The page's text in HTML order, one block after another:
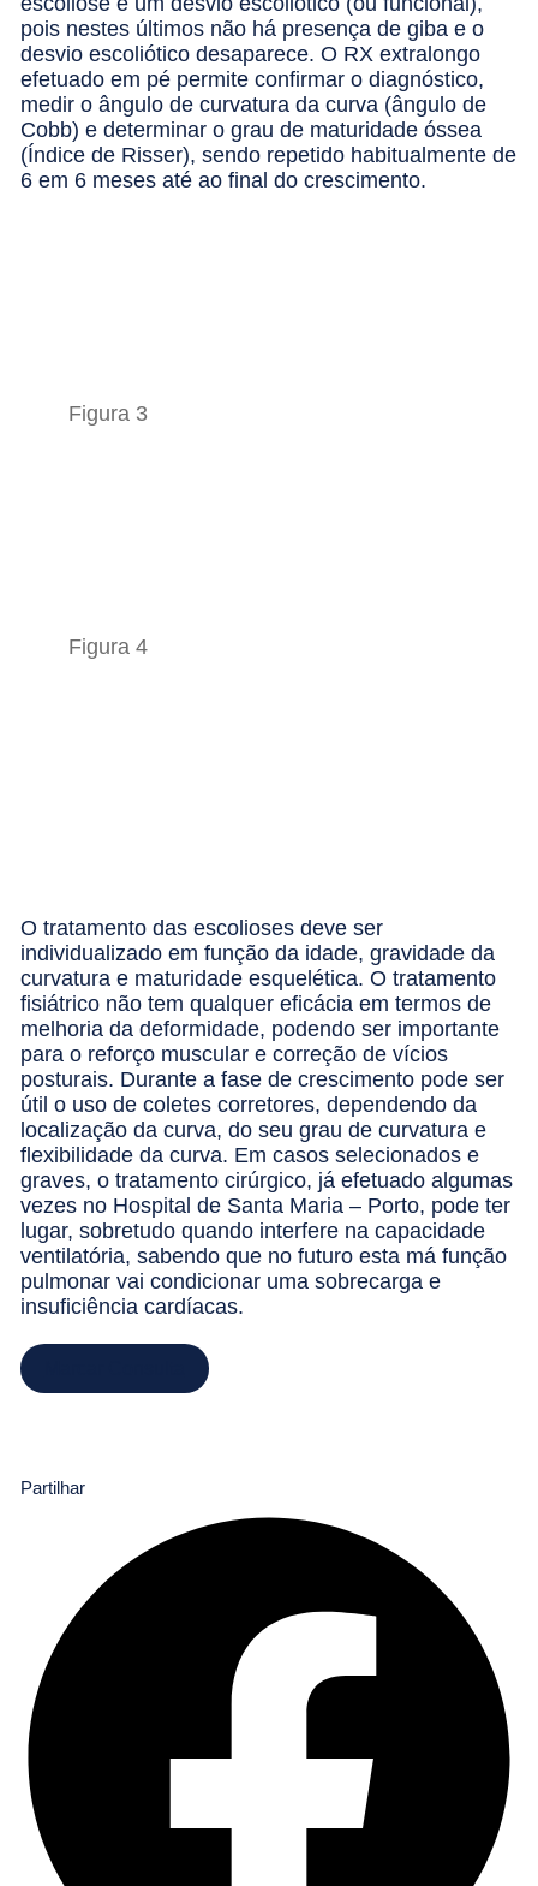
pois nestes últimos não há presença de giba e o
desvio escoliótico desaparece. O RX extralongo
efetuado em pé permite confirmar o diagnóstico,
medir o ângulo de curvatura da curva (ângulo de
Cobb) e determinar o grau de maturidade óssea
(Índice de Risser), sendo repetido habitualmente de
6 em 6 meses até ao final do crescimento.
Figura 3
Figura 4
O tratamento das escolioses deve ser
individualizado em função da idade, gravidade da
curvatura e maturidade esquelética. O tratamento
fisiátrico não tem qualquer eficácia em termos de
melhoria da deformidade, podendo ser importante
para o reforço muscular e correção de vícios
posturais. Durante a fase de crescimento pode ser
útil o uso de coletes corretores, dependendo da
localização da curva, do seu grau de curvatura e
flexibilidade da curva. Em casos selecionados e
graves, o tratamento cirúrgico, já efetuado algumas
vezes no Hospital de Santa Maria – Porto, pode ter
lugar, sobretudo quando interfere na capacidade
ventilatória, sabendo que no futuro esta má função
pulmonar vai condicionar uma sobrecarga e
insuficiência cardíacas.
Partilhar